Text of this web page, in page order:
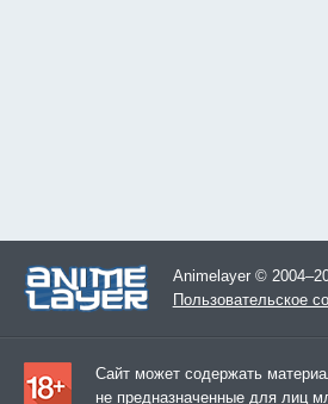
Animelayer ©
Пользовательское
Сайт может содержать
не предназначенные для лиц